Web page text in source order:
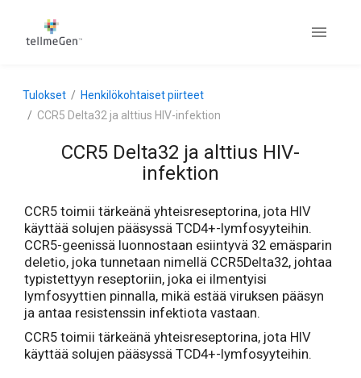
Tulokset
Henkilökohtaiset piirteet
CCR5 Delta32 ja alttius HIV-infektion
CCR5 Delta32 ja alttius HIV-
infektion
CCR5 toimii tärkeänä yhteisreseptorina, jota HIV
käyttää solujen pääsyssä TCD4+-lymfosyyteihin.
CCR5-geenissä luonnostaan esiintyvä 32 emäsparin
deletio, joka tunnetaan nimellä CCR5Delta32, johtaa
typistettyyn reseptoriin, joka ei ilmentyisi
lymfosyyttien pinnalla, mikä estää viruksen pääsyn
ja antaa resistenssin infektiota vastaan.
CCR5 toimii tärkeänä yhteisreseptorina, jota HIV
käyttää solujen pääsyssä TCD4+-lymfosyyteihin.